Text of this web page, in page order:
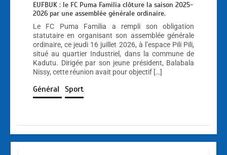
EUFBUK : le FC Puma Familia clôture la saison 2025-
2026 par une assemblée générale ordinaire.
Le FC Puma Familia a rempli son obligation
statutaire en organisant son assemblée générale
ordinaire, ce jeudi 16 juillet 2026, à l’espace Pili Pili,
situé au quartier Industriel, dans la commune de
Kadutu. Dirigée par son jeune président, Balabala
Nissy, cette réunion avait pour objectif […]
Général Sport